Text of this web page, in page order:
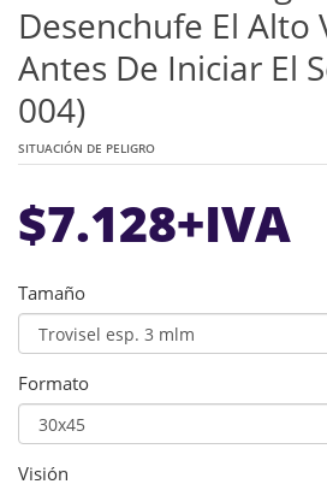
Desenchufe El Alto
Antes De Iniciar El
004)
SITUACIÓN DE PELIGRO
$7.128+IVA
Tamaño
Formato
Visión